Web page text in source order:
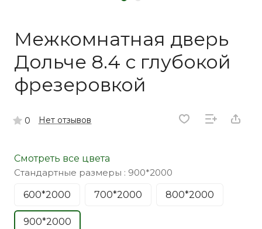
Межкомнатная дверь
Дольче 8.4 с глубокой
фрезеровкой
0 Нет отзывов
Смотреть все цвета
Стандартные размеры : 900*2000
600*2000
700*2000 800*2000
900*2000